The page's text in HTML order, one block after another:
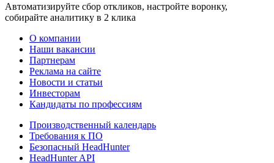
Автоматизируйте сбор откликов, настройте воронку,
собирайте аналитику в 2 клика
О компании
Наши вакансии
Партнерам
Реклама на сайте
Новости и статьи
Инвесторам
Кандидаты по профессиям
Производственный календарь
Требования к ПО
Безопасный HeadHunter
HeadHunter API